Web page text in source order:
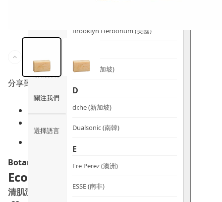
購物說明
關注我們
選擇語言
Brooklyn Herborium (美國)
CERM (新加坡)
D
dr.he (新加坡)
Dualsonic (南韓)
E
Ere Perez (澳洲)
ESSE (南非)
分享到
Botani
Eco-Clear Body Bar
清肌潔體皂